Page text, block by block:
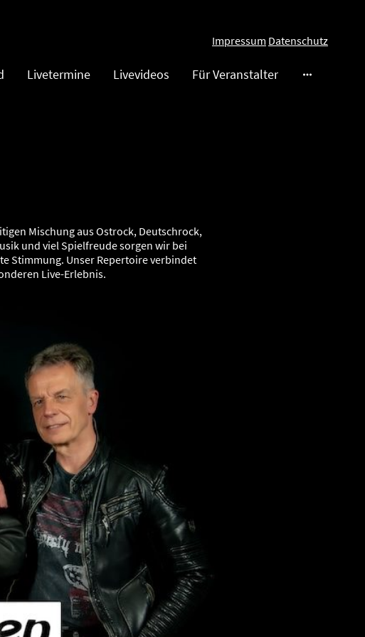
Impressum Datenschutz
Livetermine Livevideos Für Veranstalter
Mischung aus Ostrock, Deutschrock,
und viel Spielfreude sorgen wir bei
Stimmung. Unser Repertoire verbindet
Live-Erlebnis.